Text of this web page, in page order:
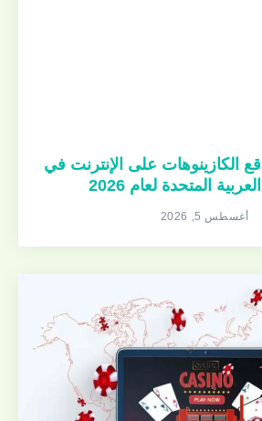
الكازينوهات على الإنترنت في
المتحدة لعام 2026
أغسطس 5, 2026